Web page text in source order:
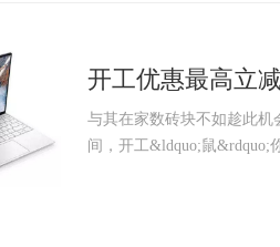
开工优惠最高立
护航！
与其在家数砖块不如趁此机
间，开工&ldquo;鼠&rdquo;